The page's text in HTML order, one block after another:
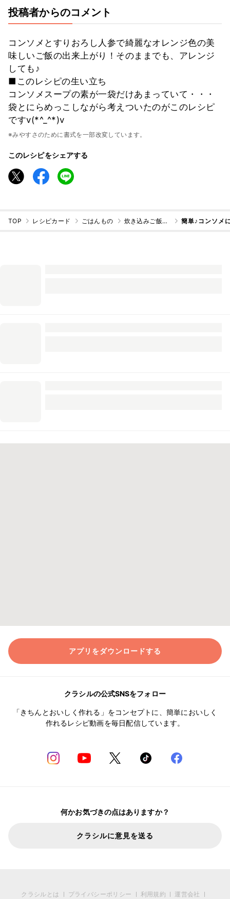
投稿者からのコメント
コンソメとすりおろし人参で綺麗なオレンジ色の美
味しいご飯の出来上がり！そのままでも、アレンジ
しても♪
■このレシピの生い立ち
コンソメスープの素が一袋だけあまっていて・・・
袋とにらめっこしながら考えついたのがこのレシピ
ですv(*^_^*)v
※みやすさのために書式を一部改変しています。
このレシピをシェアする
TOP レシピカード ごはんもの 炊き込みご飯・混ぜご飯 簡単♪コンソメ
アプリをダウンロードする
クラシルの公式SNSをフォロー
「きちんとおいしく作れる」をコンセプトに、簡単においしく
作れるレシピ動画を毎日配信しています。
何かお気づきの点はありますか？
クラシルに意見を送る
クラシルとは プライバシーポリシー 利用規約 運営会社